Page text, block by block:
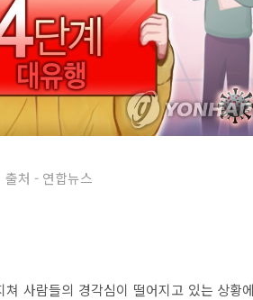
출처 - 연합뉴스
사람들의 경각심이 떨어지고 있는 상황